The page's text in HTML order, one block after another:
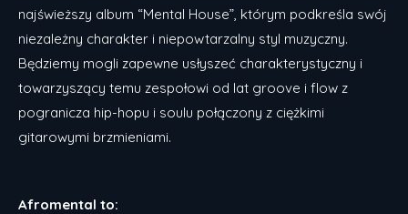
najświeższy album “Mental House”, którym podkreśla swój
niezależny charakter i niepowtarzalny styl muzyczny.
Będziemy mogli zapewne usłyszeć charakterystyczny i
towarzyszący temu zespołowi od lat groove i flow z
pogranicza hip-hopu i soulu połączony z ciężkimi
gitarowymi brzmieniami.
Afromental to: